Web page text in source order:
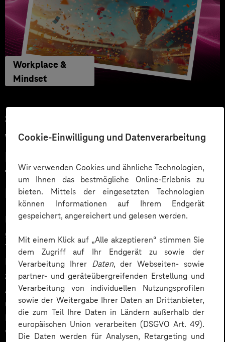
Cookie-Einwilligung und Datenverarbeitung
Wir verwenden Cookies und ähnliche Technologien,
um Ihnen das bestmögliche Online-Erlebnis zu
bieten. Mittels der eingesetzten Technologien
können Informationen auf Ihrem Endgerät
gespeichert, angereichert und gelesen werden.
Mit einem Klick auf „Alle akzeptieren“ stimmen Sie
dem Zugriff auf Ihr Endgerät zu sowie der
Verarbeitung Ihrer Daten, der Webseiten- sowie
partner- und geräteübergreifenden Erstellung und
Verarbeitung von individuellen Nutzungsprofilen
sowie der Weitergabe Ihrer Daten an Drittanbieter,
die zum Teil Ihre Daten in Ländern außerhalb der
europäischen Union verarbeiten (DSGVO Art. 49).
Die Daten werden für Analysen, Retargeting und
Workplace &
Mindset
27.05.2026
WM Tippspiel macht
Mitarbeitende zu Fans: Mehr
Teamspirit und Engagement im
Intranet
Die Fußball-Weltmeisterschaft 2026 wird eines der
größten Sportereignisse der Welt. Erstmals findet das
Turnier in drei Gastgeberländern – USA, Kanada und
Mexiko – statt und bringt Menschen weltweit
zusammen. Unternehmen können diese
Aufmerksamkeit gezielt nutzen, um Mitarbeitende
über ein WM Tippspiel im Intranet oder in der
Mitarbeitenden-App spielerisch miteinander zu
vernetzen und den Teamspirit zu stärken.